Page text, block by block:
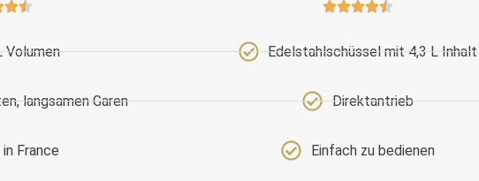
Volumen
langsamen Garen
France
Edelstahlschüssel mit 4,3 L Inhalt
Direktantrieb
Einfach zu bedienen